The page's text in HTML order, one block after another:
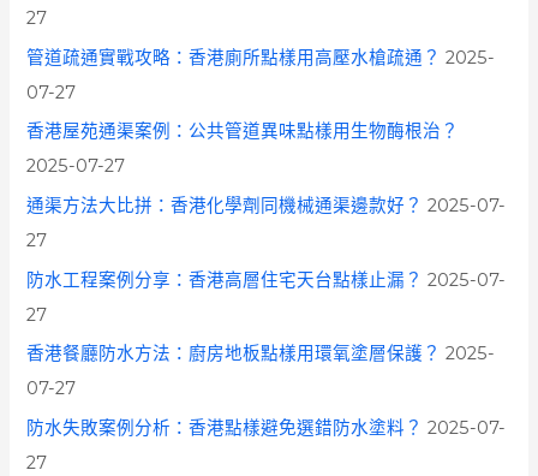
27
管道疏通實戰攻略：香港廁所點樣用高壓水槍疏通？ 2025-
07-27
香港屋苑通渠案例：公共管道異味點樣用生物酶根治？
2025-07-27
通渠方法大比拼：香港化學劑同機械通渠邊款好？ 2025-07-
27
防水工程案例分享：香港高層住宅天台點樣止漏？ 2025-07-
27
香港餐廳防水方法：廚房地板點樣用環氧塗層保護？ 2025-
07-27
防水失敗案例分析：香港點樣避免選錯防水塗料？ 2025-07-
27